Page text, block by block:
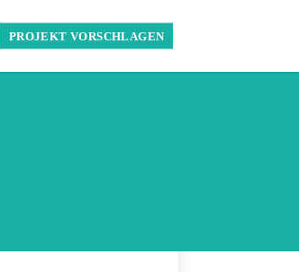
PROJEKT VORSCHLAGEN